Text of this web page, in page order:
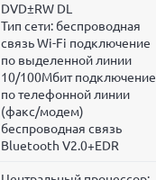
DVD±RW DL
Тип сети: беспроводная
связь Wi-Fi подключение
по выделенной линии
10/100Мбит подключение
по телефонной линии
(факс/модем)
беспроводная связь
Bluetooth V2.0+EDR